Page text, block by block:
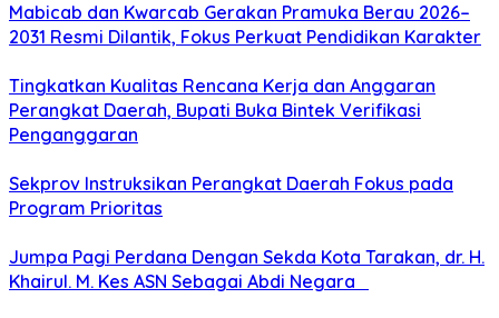
Mabicab dan Kwarcab Gerakan Pramuka Berau 2026–
2031 Resmi Dilantik, Fokus Perkuat Pendidikan Karakter
Tingkatkan Kualitas Rencana Kerja dan Anggaran
Perangkat Daerah, Bupati Buka Bintek Verifikasi
Penganggaran
Sekprov Instruksikan Perangkat Daerah Fokus pada
Program Prioritas
Jumpa Pagi Perdana Dengan Sekda Kota Tarakan, dr. H.
Khairul. M. Kes ASN Sebagai Abdi Negara